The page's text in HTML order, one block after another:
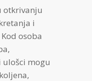
otkrivanju
i
osoba
mogu